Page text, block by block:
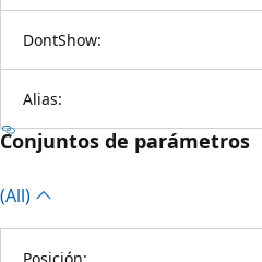
DontShow:
Alias:
Conjuntos de parámetros
(All)
Posición: